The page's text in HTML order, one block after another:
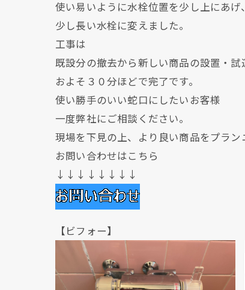
使い易いように水栓位置を少し上にあ
少し長い水栓に変えました。
工事は
既設分の撤去から新しい商品の設置・試
およそ３０分ほどで完了です。
使い勝手のいい蛇口にしたいお客様
一度弊社にご相談ください。
現場を下見の上、より良い商品をプラン
お問い合わせはこちら
↓↓↓↓↓↓↓↓
【ビフォー】 【ア